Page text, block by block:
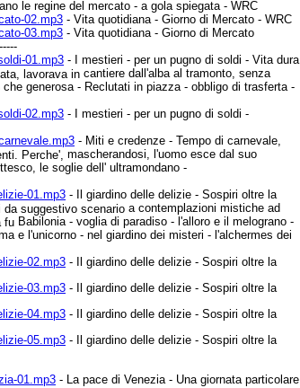
le regine del mercato - a gola spiegata - WRC
02.mp3 - Vita quotidiana - Giorno di Mercato - WRC
03.mp3 - Vita quotidiana - Giorno di Mercato
01.mp3 - I mestieri - per un pugno di soldi - Vita dura
lavorava in cantiere dall'alba al tramonto, senza
che generosa - Reclutati in piazza - obbligo di trasferta -
02.mp3 - I mestieri - per un pugno di soldi -
- Miti e credenze - Tempo di carnevale,
Perche', mascherandosi, l'uomo esce dal suo
le soglie dell' ultramondano -
01.mp3 - Il giardino delle delizie - Sospiri oltre la
suggestivo scenario a contemplazioni mistiche ad
fu Babilonia - voglia di paradiso - l'alloro e il melograno -
e l'unicorno - nel giardino dei misteri - l'alchermes dei
02.mp3 - Il giardino delle delizie - Sospiri oltre la
03.mp3 - Il giardino delle delizie - Sospiri oltre la
04.mp3 - Il giardino delle delizie - Sospiri oltre la
05.mp3 - Il giardino delle delizie - Sospiri oltre la
01.mp3 - La pace di Venezia - Una giornata particolare